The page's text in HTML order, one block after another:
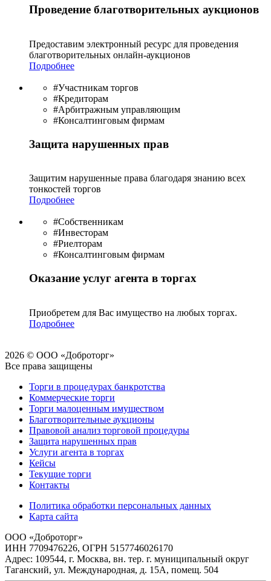
Проведение благотворительных аукционов
Предоставим электронный ресурс для проведения
благотво­рительных онлайн-аукционов
Подробнее
#Участникам торгов
#Кредиторам
#Арбитражным управляющим
#Консалтинговым фирмам
Защита нарушенных прав
Защитим нарушенные права благодаря знанию всех
тонкостей торгов
Подробнее
#Собственникам
#Инвесторам
#Риелторам
#Консалтинговым фирмам
Оказание услуг агента в торгах
Приобретем для Вас имущество на любых торгах.
Подробнее
2026 © ООО «Доброторг»
Все права защищены
Торги в процедурах банкротства
Коммерческие торги
Торги малоценным имуществом
Благотворительные аукционы
Правовой анализ торговой процедуры
Защита нарушенных прав
Услуги агента в торгах
Кейсы
Текущие торги
Контакты
Политика обработки персональных данных
Карта сайта
ООО «Доброторг»
ИНН 7709476226, ОГРН 5157746026170
Адрес: 109544, г. Москва, вн. тер. г. муниципальный округ
Таганский, ул. Международная, д. 15А, помещ. 504